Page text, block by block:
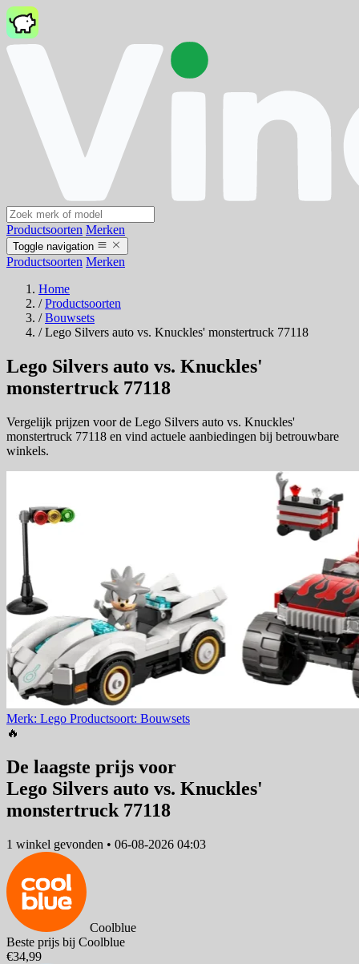
Productsoorten Merken
Toggle navigation
Productsoorten Merken
Home
/ Productsoorten
/ Bouwsets
/ Lego Silvers auto vs. Knuckles' monstertruck 77118
Lego Silvers auto vs. Knuckles'
monstertruck 77118
Vergelijk prijzen voor de Lego Silvers auto vs. Knuckles'
monstertruck 77118 en vind actuele aanbiedingen bij betrouwbare
winkels.
Merk: Lego Productsoort: Bouwsets
🔥
De laagste prijs voor
Lego Silvers auto vs. Knuckles'
monstertruck 77118
1 winkel gevonden • 06-08-2026 04:03
Coolblue
Beste prijs bij Coolblue
€34,99